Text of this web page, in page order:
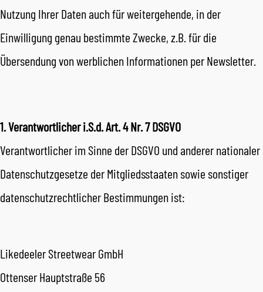
Nutzung Ihrer Daten auch für weitergehende, in der
Einwilligung genau bestimmte Zwecke, z.B. für die
Übersendung von werblichen Informationen per Newsletter.
1. Verantwortlicher i.S.d. Art. 4 Nr. 7 DSGVO
Verantwortlicher im Sinne der DSGVO und anderer nationaler
Datenschutzgesetze der Mitgliedsstaaten sowie sonstiger
datenschutzrechtlicher Bestimmungen ist:
Likedeeler Streetwear GmbH
Ottenser Hauptstraße 56